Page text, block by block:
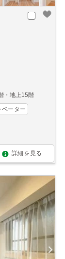
・地上15階
ベーター
詳細を見る